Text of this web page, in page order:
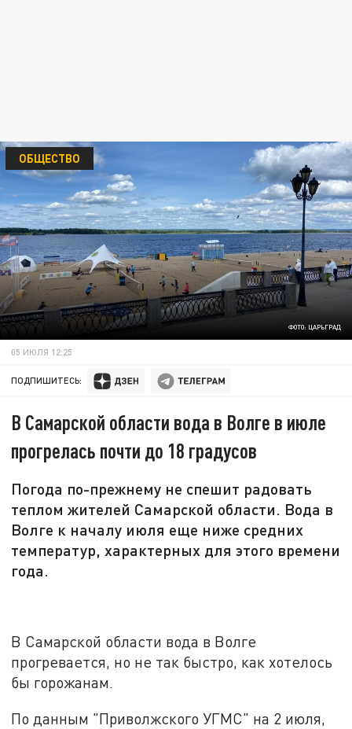
ФОТО: ЦАРЬГРАД
ОБЩЕСТВО
05 ИЮЛЯ 12:25
ПОДПИШИТЕСЬ:
В Самарской области вода в Волге в июле
прогрелась почти до 18 градусов
Погода по-прежнему не спешит радовать
теплом жителей Самарской области. Вода в
Волге к началу июля еще ниже средних
температур, характерных для этого времени
года.
В Самарской области вода в Волге
прогревается, но не так быстро, как хотелось
бы горожанам.
По данным "Приволжского УГМС" на 2 июля,